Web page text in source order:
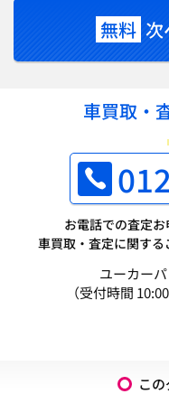
無料 次
車買取・
お電話での査定お
車買取・査定に関する
ユーカー
（受付時間
こ